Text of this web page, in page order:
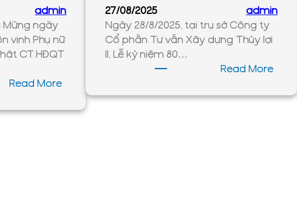
ngành
dựng
admin
ngày
vinh Phụ nữ
CT.HĐQT
Read More:
Ngày
truyền
27/08/2025
admin
Ngày 28/8/2025, tại trụ sở Công ty
Cổ phần Tư vấn Xây dựng Thủy lợi
II, Lễ kỷ niệm 80…
Read More:
năm